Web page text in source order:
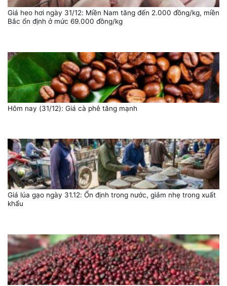
Giá heo hơi ngày 31/12: Miền Nam tăng đến 2.000 đồng/kg, miền
Bắc ổn định ở mức 69.000 đồng/kg
Hôm nay (31/12): Giá cà phê tăng mạnh
Giá lúa gạo ngày 31.12: Ổn định trong nước, giảm nhẹ trong xuất
khẩu